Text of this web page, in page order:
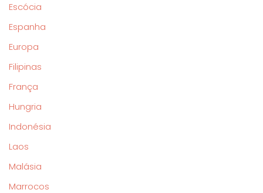
Escócia
Espanha
Europa
Filipinas
França
Hungria
Indonésia
Laos
Malásia
Marrocos